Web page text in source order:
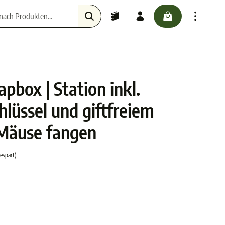
Haustiere
| Station inkl.
und giftfreiem
fangen
5 Sternen